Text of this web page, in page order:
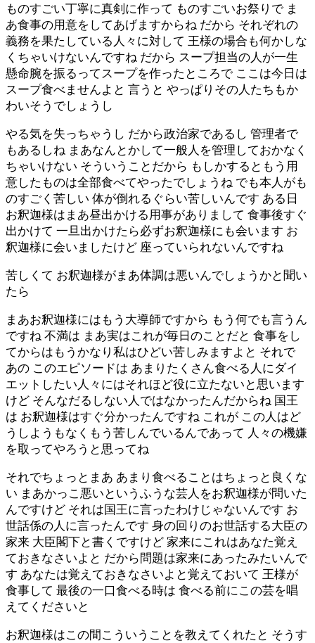
ものすごい丁寧に真剣に作って ものすごいお祭りで ま
あ食事の用意をしてあげますからね だから それぞれの
義務を果たしている人々に対して 王様の場合も何かしな
くちゃいけないんですね だから スープ担当の人が一生
懸命腕を振るってスープを作ったところで ここは今日は
スープ食べませんよと 言うと やっぱりその人たちもか
わいそうでしょうし
やる気を失っちゃうし だから政治家であるし 管理者で
もあるしね まあなんとかして一般人を管理しておかなく
ちゃいけない そういうことだから もしかするともう用
意したものは全部食べてやったでしょうね でも本人がも
のすごく苦しい 体が倒れるぐらい苦しいんです ある日
お釈迦様はまあ昼出かける用事がありまして 食事後すぐ
出かけて 一旦出かけたら必ずお釈迦様にも会います お
釈迦様に会いましたけど 座っていられないんですね
苦しくて お釈迦様がまあ体調は悪いんでしょうかと聞い
たら
まあお釈迦様にはもう大導師ですから もう何でも言うん
ですね 不満は まあ実はこれが毎日のことだと 食事をし
てからはもうかなり私はひどい苦しみますよと それで
あの このエピソードは あまりたくさん食べる人にダイ
エットしたい人々にはそれほど役に立たないと思います
けど そんなだるしない人ではなかったんだからね 国王
は お釈迦様はすぐ分かったんですね これが この人はど
うしようもなくもう苦しんでいるんであって 人々の機嫌
を取ってやろうと思ってね
それでちょっとまあ あまり食べることはちょっと良くな
い まあかっこ悪いというふうな芸人をお釈迦様が問いた
んですけど それは国王に言ったわけじゃないんです お
世話係の人に言ったんです 身の回りのお世話する大臣の
家来 大臣閣下と書くですけど 家来にこれはあなた覚え
ておきなさいよと だから問題は家来にあったみたいんで
す あなたは覚えておきなさいよと覚えておいて 王様が
食事して 最後の一口食べる時は 食べる前にこの芸を唱
えてくださいと
お釈迦様はこの間こういうことを教えてくれたと そうす